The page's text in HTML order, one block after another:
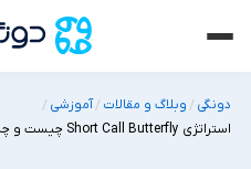
دونگی /وبلاگ و مقالات /آموزشی /
استراتژی Short Call Butterfly چیست و چه کاربردی دارد؟